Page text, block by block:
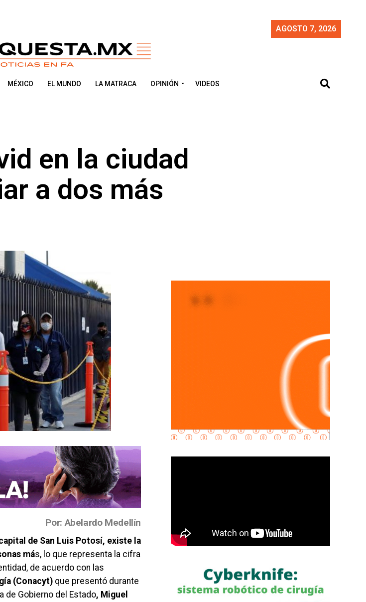
AGOSTO 7, 2026
MÉXICO EL MUNDO LA MATRACA OPINIÓN VIDEOS
en la ciudad
a dos más
Por: Abelardo Medellín
de San Luis Potosí, existe la
más, lo que representa la cifra
de acuerdo con las
(Conacyt) que presentó durante
de Gobierno del Estado, Miguel